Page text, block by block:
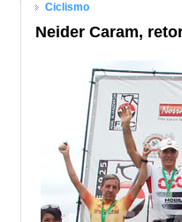
Ciclismo
Neider Caram,